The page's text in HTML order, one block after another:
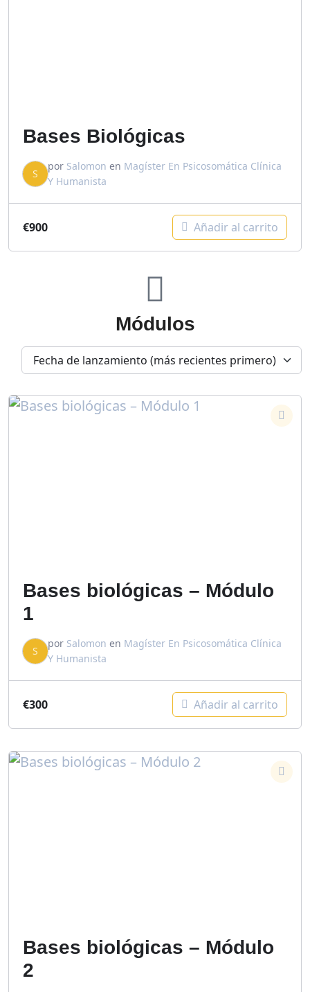
Bases Biológicas
S
por Salomon en Magíster En Psicosomática Clínica
Y Humanista
€900 Añadir al carrito
Módulos
Bases biológicas – Módulo
1
S
por Salomon en Magíster En Psicosomática Clínica
Y Humanista
€300 Añadir al carrito
Bases biológicas – Módulo
2